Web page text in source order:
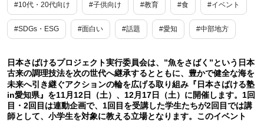
#10代・20代向け #子供向け #教育 #食 #イベント
#SDGs・ESG #面白い #話題 #愛知 #中部地方
日本さばけるプロジェクト実行委員会は、”魚をさばく”という日本
古来の調理技法を次の世代へ継承するとともに、豊かで健全な海を
未来へ引き継ぐアクションの輪を広げる取り組み『日本さばける塾
in愛知県』を11月12日（土）、12月17日（土）に開催します。1回
目・2回目は連動企画で、1回目を受講した学生たちが2回目では講
師として、小学生を対象に教える立場となります。このイベント